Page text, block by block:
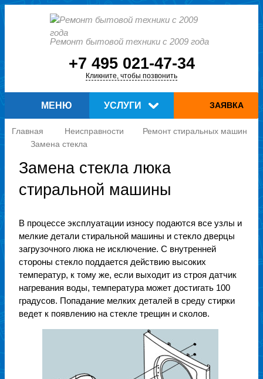
Ремонт бытовой техники с 2009 года
+7 495 021-47-34
Кликните, чтобы позвонить
УСЛУГИ
МЕНЮ ЗАЯВКА
Главная Неисправности
Ремонт стиральных машин
Замена стекла
Замена стекла люка
стиральной машины
В процессе эксплуатации износу подаются все узлы и
мелкие детали стиральной машины и стекло дверцы
загрузочного люка не исключение. С внутренней
стороны стекло поддается действию высоких
температур, к тому же, если выходит из строя датчик
нагревания воды, температура может достигать 100
градусов. Попадание мелких деталей в среду стирки
ведет к появлению на стекле трещин и сколов.